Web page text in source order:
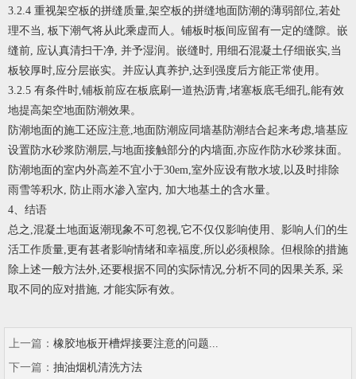
3.2.4 重视架空板的拼缝质量,架空板的拼缝地面防潮的薄弱部位,若处
理不当, 板下潮气将从此乘虚而人。铺板时板间应留有一定的缝隙。嵌
缝前, 应认真清扫干净, 并予湿润。嵌缝时, 用细石混凝土仔细嵌实,当
板较厚时,应分层嵌实。并应认真养护,达到强度后方能正常使用。
3.2.5 有条件时,铺板前应在板底刷一道热沥青,堵塞板底毛细孔,能有效
地提高架空地面防潮效果。
防潮地面的施工还应注意,地面防潮应同墙基防潮结合起来考虑,墙基应
设置防水砂浆防潮层,与地面接触部分的内墙面,亦应作防水砂浆抹面。
防潮地面的室内外高差不宜小于30em,室外应设有散水坡,以及时排除
雨雪等积水, 防止雨水渗入室内, 加大地基土的含水量。
4、结语
总之,混凝土地面返潮现象不可忽视,它不仅仅影响使用、影响人们的生
活工作质量,更有甚者影响情绪和幸福度,所以必须根除。但根除的措施
除上述一般方法外,还要根据不同的实际情况,分析不同的因果关系, 采
取不同的应对措施, 才能实际有效。
上一篇： 橡胶地板开槽焊接要注意的问题...
下一篇： 抽油烟机清洗方法